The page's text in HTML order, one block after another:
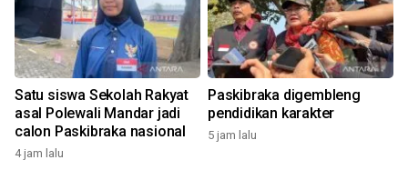
Satu siswa Sekolah Rakyat
asal Polewali Mandar jadi
calon Paskibraka nasional
4 jam lalu
Paskibraka digembleng
pendidikan karakter
5 jam lalu